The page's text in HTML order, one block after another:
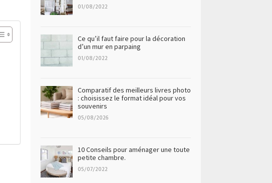
01/08/2022
Ce qu’il faut faire pour la décoration
d’un mur en parpaing
01/08/2022
Comparatif des meilleurs livres photo
: choisissez le format idéal pour vos
souvenirs
05/08/2026
10 Conseils pour aménager une toute
petite chambre.
05/07/2022